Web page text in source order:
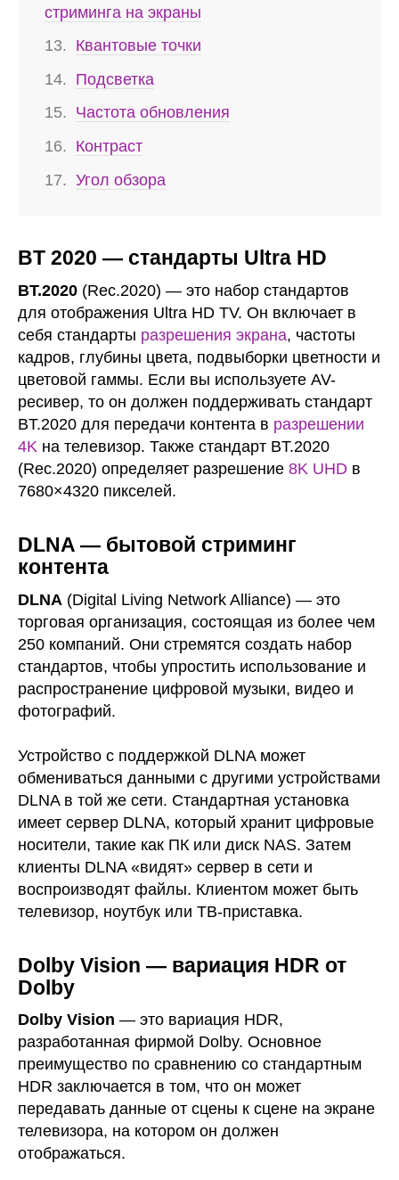
стриминга на экраны
Квантовые точки
Подсветка
Частота обновления
Контраст
Угол обзора
BT 2020 — стандарты Ultra HD
BT.2020 (Rec.2020) — это набор стандартов
для отображения Ultra HD TV. Он включает в
себя стандарты разрешения экрана, частоты
кадров, глубины цвета, подвыборки цветности и
цветовой гаммы. Если вы используете AV-
ресивер, то он должен поддерживать стандарт
BT.2020 для передачи контента в разрешении
4K на телевизор. Также стандарт BT.2020
(Rec.2020) определяет разрешение 8K UHD в
7680×4320 пикселей.
DLNA — бытовой стриминг
контента
DLNA (Digital Living Network Alliance) — это
торговая организация, состоящая из более чем
250 компаний. Они стремятся создать набор
стандартов, чтобы упростить использование и
распространение цифровой музыки, видео и
фотографий.
Устройство с поддержкой DLNA может
обмениваться данными с другими устройствами
DLNA в той же сети. Стандартная установка
имеет сервер DLNA, который хранит цифровые
носители, такие как ПК или диск NAS. Затем
клиенты DLNA «видят» сервер в сети и
воспроизводят файлы. Клиентом может быть
телевизор, ноутбук или ТВ-приставка.
Dolby Vision — вариация HDR от
Dolby
Dolby Vision — это вариация HDR,
разработанная фирмой Dolby. Основное
преимущество по сравнению со стандартным
HDR заключается в том, что он может
передавать данные от сцены к сцене на экране
телевизора, на котором он должен
отображаться.